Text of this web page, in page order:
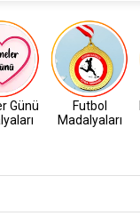
Günü
Futbol
Madalyaları